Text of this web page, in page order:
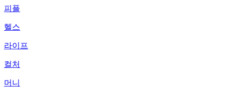
피플
헬스
라이프
컬처
머니